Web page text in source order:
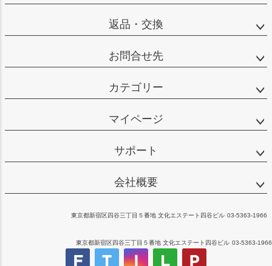
返品・交換
お問合せ先
カテゴリー
マイページ
サポート
会社概要
東京都新宿区四谷三丁目５番地 文化エステート四谷ビル 03-5363-1966
東京都新宿区四谷三丁目５番地 文化エステート四谷ビル 03-5363-1966